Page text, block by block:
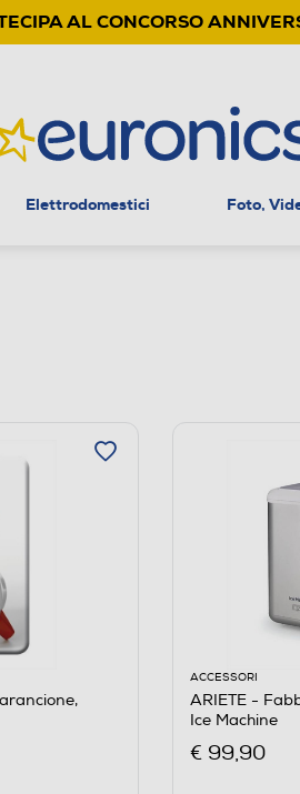
AL CONCORSO
Elettrodomestici Foto,
ACCESSORI
ARIETE -
Ice Machine
€ 99,90